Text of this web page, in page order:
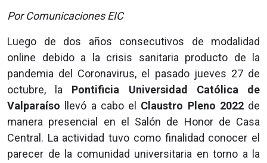
Por Comunicaciones EIC
Luego de dos años consecutivos de modalidad
online debido a la crisis sanitaria producto de la
pandemia del Coronavirus, el pasado jueves 27 de
octubre, la Pontificia Universidad Católica de
Valparaíso
llevó a cabo el Claustro Pleno 2022 de
manera presencial en el Salón de Honor de Casa
Central. La actividad tuvo como finalidad conocer el
parecer de la comunidad universitaria en torno a la